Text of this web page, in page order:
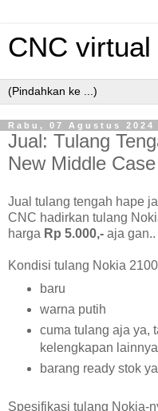
CNC virtual
Rabu, 07 Agustus 2024
Jual: Tulang
New Middle Case
Jual tulang tengah hape
CNC hadirkan tulang
harga Rp 5.000,- aja gan..
Kondisi tulang Nokia
baru
warna putih
cuma tulang aja ya,
kelengkapan lainnya
barang ready stok
Spesifikasi tulang Nokia-